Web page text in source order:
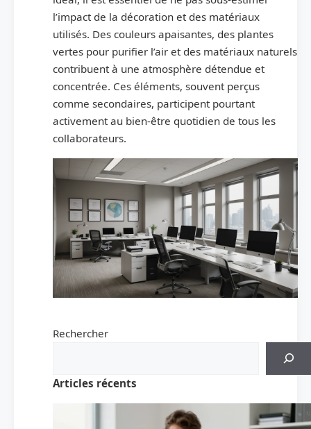
l’impact de la décoration et des matériaux
utilisés. Des couleurs apaisantes, des plantes
vertes pour purifier l’air et des matériaux naturels
contribuent à une atmosphère détendue et
concentrée. Ces éléments, souvent perçus
comme secondaires, participent pourtant
activement au bien-être quotidien de tous les
collaborateurs.
Rechercher
Articles récents